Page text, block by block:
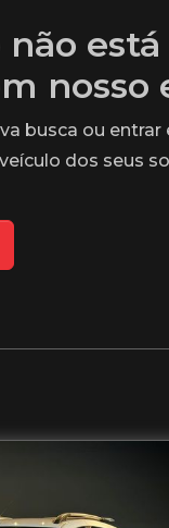
nosso
busca ou
dos seus